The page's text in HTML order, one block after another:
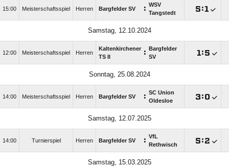
15:00 Meisterschaftsspiel Herren Bargfelder SV : WSV
Tangstedt
:
Samstag, 12.10.2024
12:00 Meisterschaftsspiel Herren
Kaltenkirchener
TS II
:
Bargfelder
SV
:
Sonntag, 25.08.2024
14:00 Meisterschaftsspiel Herren Bargfelder SV : SC Union
Oldesloe
:
Samstag, 12.07.2025
14:00 Turnierspiel Herren Bargfelder SV : VfL
Rethwisch
:
Samstag, 15.03.2025